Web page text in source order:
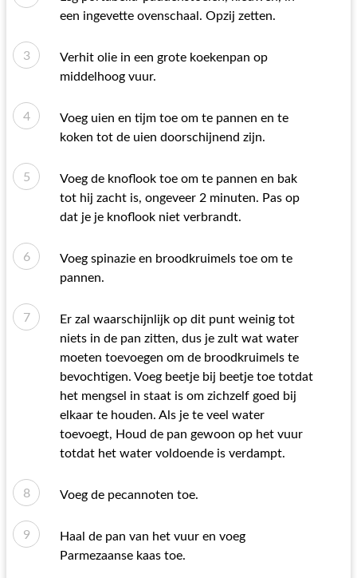
een ingevette ovenschaal. Opzij zetten.
Verhit olie in een grote koekenpan op
middelhoog vuur.
Voeg uien en tijm toe om te pannen en te
koken tot de uien doorschijnend zijn.
Voeg de knoflook toe om te pannen en bak
tot hij zacht is, ongeveer 2 minuten. Pas op
dat je je knoflook niet verbrandt.
Voeg spinazie en broodkruimels toe om te
pannen.
Er zal waarschijnlijk op dit punt weinig tot
niets in de pan zitten, dus je zult wat water
moeten toevoegen om de broodkruimels te
bevochtigen. Voeg beetje bij beetje toe totdat
het mengsel in staat is om zichzelf goed bij
elkaar te houden. Als je te veel water
toevoegt, Houd de pan gewoon op het vuur
totdat het water voldoende is verdampt.
Voeg de pecannoten toe.
Haal de pan van het vuur en voeg
Parmezaanse kaas toe.